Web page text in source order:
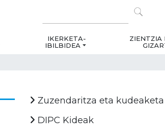
IKERKETA-
IBILBIDEA
ZIENTZIA
Zuzendaritza eta kudeaketa
DIPC Kideak